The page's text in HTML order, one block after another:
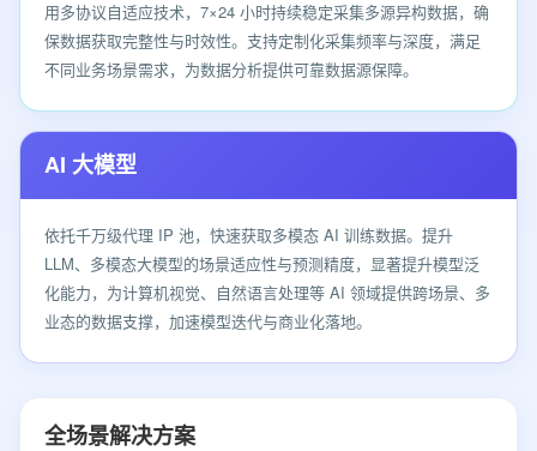
用多协议自适应技术，7×24 小时持续稳定采集多源异构数据，确
保数据获取完整性与时效性。支持定制化采集频率与深度，满足
不同业务场景需求，为数据分析提供可靠数据源保障。
AI 大模型
依托千万级代理 IP 池，快速获取多模态 AI 训练数据。提升
LLM、多模态大模型的场景适应性与预测精度，显著提升模型泛
化能力，为计算机视觉、自然语言处理等 AI 领域提供跨场景、多
业态的数据支撑，加速模型迭代与商业化落地。
全场景解决方案